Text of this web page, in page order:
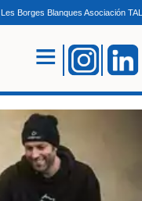
Les Borges Blanques Asociación